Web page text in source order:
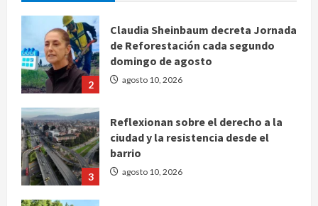
2
Claudia Sheinbaum decreta Jornada
de Reforestación cada segundo
domingo de agosto
agosto 10, 2026
3
Reflexionan sobre el derecho a la
ciudad y la resistencia desde el
barrio
agosto 10, 2026